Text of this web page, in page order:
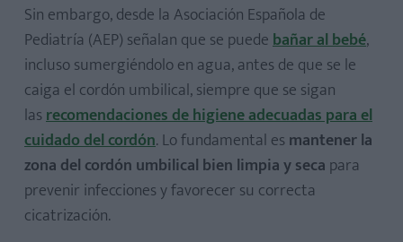
¿Hay que bañar al bebé todos los días?
¿A qué temperatura debe estar el agua para el baño del
bebé?
Sin embargo, desde la Asociación Española de
Pediatría (AEP) señalan que se puedebañar al bebé,
incluso sumergiéndolo en agua,antes de que se le
caiga el cordón umbilical, siempre que se sigan
lasrecomendaciones de higiene adecuadas para el
cuidado del cordón. Lo fundamental es mantener la
zona del cordón umbilical bien limpia y seca para
prevenir infecciones y favorecer su correcta
cicatrización.